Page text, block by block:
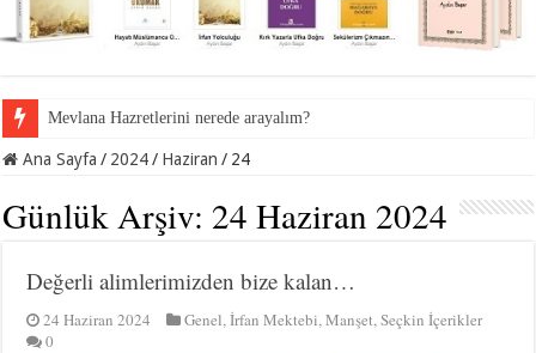
Mevlana Hazretlerini nerede arayalım?
Ana Sayfa / 2024 / Haziran / 24
Günlük Arşiv: 24 Haziran 2024
Değerli alimlerimizden bize kalan…
24 Haziran 2024 Genel,İrfan Mektebi,Manşet,Seçkin İçerikler
0